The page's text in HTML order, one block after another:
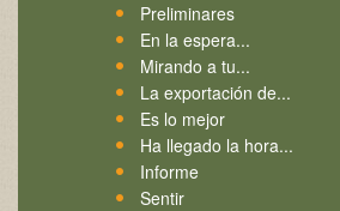
Preliminares
En la espera...
Mirando a tu...
La exportación de...
Es lo mejor
Ha llegado la hora...
Informe
Sentir